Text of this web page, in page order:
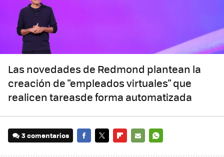
Las novedades de Redmond plantean la
creación de "empleados virtuales" que
realicen tareasde forma automatizada
3 comentarios